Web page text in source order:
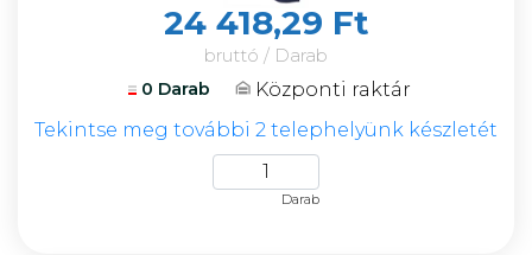
24 418,29 Ft
bruttó / Darab
0 Darab
Központi raktár
Tekintse meg további 2 telephelyünk készletét
Darab